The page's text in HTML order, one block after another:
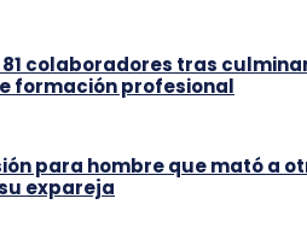
81 colaboradores tras
formación profesional
para hombre que mató a
expareja